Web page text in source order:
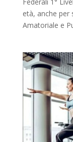
età, anche per
Amatoriale e